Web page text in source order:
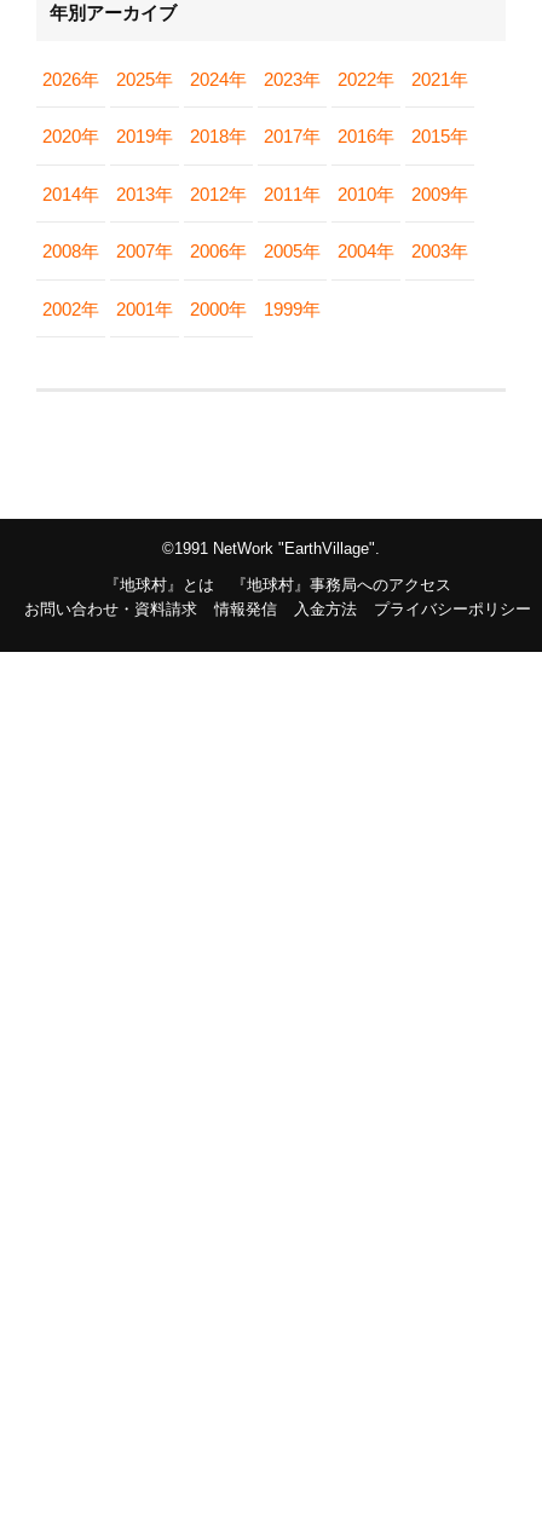
年別アーカイブ
2026年 2025年 2024年 2023年 2022年 2021年
2020年 2019年 2018年 2017年 2016年 2015年
2014年 2013年 2012年 2011年 2010年 2009年
2008年 2007年 2006年 2005年 2004年 2003年
2002年 2001年 2000年 1999年
©1991 NetWork "EarthVillage".
『地球村』とは
『地球村』事務局へのアクセス
お問い合わせ・資料請求
情報発信 入金方法 プライバシーポリシー